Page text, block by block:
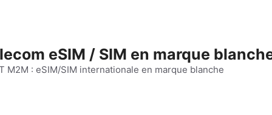
eSIM / SIM en marque
M2M : eSIM/SIM internationale en marque blanche